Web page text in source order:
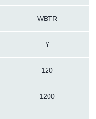
WBTR
Y
120
1200